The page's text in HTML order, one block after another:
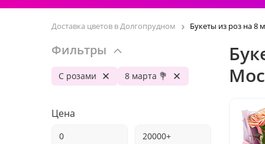
Доставка цветов в Долгопрудном Букеты из роз на 8
Фильтры
С розами 8 марта 💐
Цена